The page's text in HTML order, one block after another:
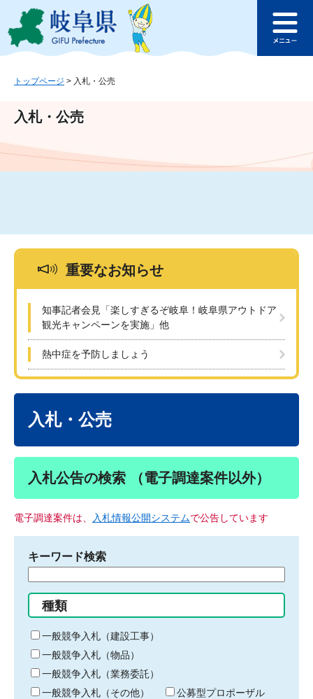
ジ
ュ
文
このページの本文へ
ュ
トップページ > 入札・公売
入札・公売
重要なお知らせ
知事記者会見「楽しすぎるぞ岐阜！岐阜県アウトドア
観光キャンペーンを実施」他
熱中症を予防しましょう
入札・公売
入札公告の検索 （電子調達案件以外）
電子調達案件は、 入札情報公開システムで公告しています
キーワード検索
る
キ
ー
ワ
ー
ド
種類
一般競争入札（建設工事）
一般競争入札（物品）
一般競争入札（業務委託）
一般競争入札（その他）
公募型プロポーザル